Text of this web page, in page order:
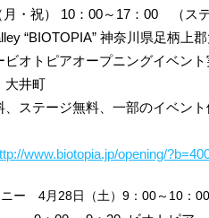
・祝） 10：00～17：00 （ス
“BIOTOPIA” 神奈川県足柄上
オトピアオープニングイベント
井町
ステージ無料、一部のイベン
www.biotopia.jp/opening/
ニー 4月28日（土）9：00～10：00